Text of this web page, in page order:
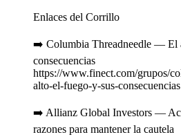
Enlaces del Corrillo
➡️ Columbia Threadneedle — El
consecuencias
https://www.finect.com/grupos/
alto-el-fuego-y-sus-consecuencias
➡️ Allianz Global Investors —
razones para mantener la cautela